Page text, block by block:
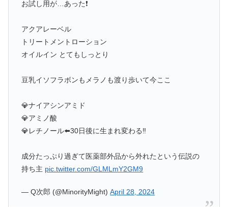
お試し用が…あった❗️
アクアレーベル
トリートメントローション
オイルイン とてもしっとり
豆乳イソフラボンもメラノも渡り歩いて今ここ
💎ナイアシンアミド
💎アミノ酸
💎レチノール⬅️30日後に生まれ変わる‼️
成分たっぷり過ぎて医薬部外品から外れたという伝説の
持ち主 pic.twitter.com/GLMLmY2GM9
— Q次郎 (@MinorityMight)April 28, 2024